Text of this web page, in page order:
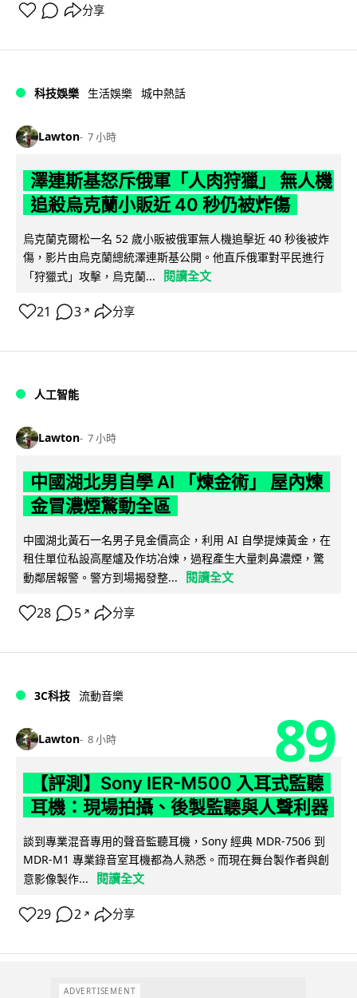
分享
科技娛樂 生活娛樂 城中熱話
Lawton 7 小時
澤連斯基怒斥俄軍「人肉狩獵」 無人機
追殺烏克蘭小販近 40 秒仍被炸傷
烏克蘭克爾松一名 52 歲小販被俄軍無人機追擊近 40 秒後被炸
傷，影片由烏克蘭總統澤連斯基公開。他直斥俄軍對平民進行
「狩獵式」攻擊，烏克蘭...
閱讀全文
21 3 ↗ 分享
人工智能
Lawton 7 小時
中國湖北男自學 AI 「煉金術」 屋內煉
金冒濃煙驚動全區
中國湖北黃石一名男子見金價高企，利用 AI 自學提煉黃金，在
租住單位私設高壓爐及作坊冶煉，過程產生大量刺鼻濃煙，驚
動鄰居報警。警方到場揭發整...
閱讀全文
28 5 ↗ 分享
3C科技 流動音樂
Lawton 8 小時 89
【評測】Sony IER-M500 入耳式監聽
耳機：現場拍攝、後製監聽與人聲利器
談到專業混音專用的聲音監聽耳機，Sony 經典 MDR-7506 到
MDR-M1 專業錄音室耳機都為人熟悉。而現在舞台製作者與創
意影像製作...
閱讀全文
29 2 ↗ 分享
ADVERTISEMENT